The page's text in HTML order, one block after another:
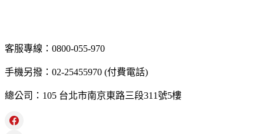
客服專線：0800-055-970
手機另撥：02-25455970 (付費電話)
總公司：105 台北市南京東路三段311號5樓